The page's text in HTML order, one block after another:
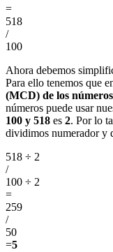
=
518
/
100
Ahora debemos
Para ello tenemos que
(MCD) de los
números puede usar
100 y 518 es 2. Por lo
dividimos numerador y
518 ÷ 2
/
100 ÷ 2
=
259
/
50
=5